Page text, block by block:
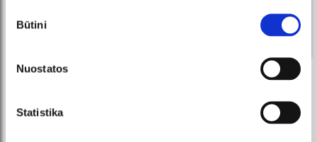
pasirinkimas
Būtini
Nuostatos
Statistika
PIETEIKTIES